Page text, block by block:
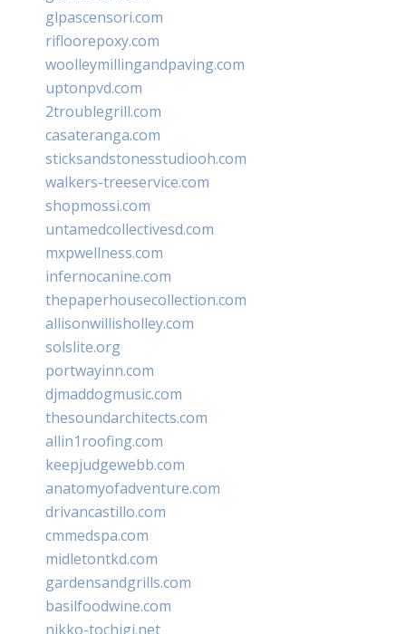
glpascensori.com
rifloorepoxy.com
woolleymillingandpaving.com
uptonpvd.com
2troublegrill.com
casateranga.com
sticksandstonesstudiooh.com
walkers-treeservice.com
shopmossi.com
untamedcollectivesd.com
mxpwellness.com
infernocanine.com
thepaperhousecollection.com
allisonwillisholley.com
solslite.org
portwayinn.com
djmaddogmusic.com
thesoundarchitects.com
allin1roofing.com
keepjudgewebb.com
anatomyofadventure.com
drivancastillo.com
cmmedspa.com
midletontkd.com
gardensandgrills.com
basilfoodwine.com
nikko-tochigi.net